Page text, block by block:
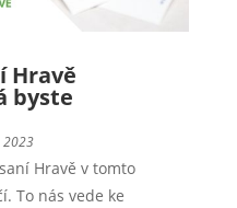
Hravě
byste
2023
Hravě v tomto
To nás vede ke